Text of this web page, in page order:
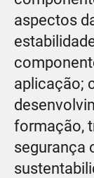
aspectos
aplicação;
formação,
segurança